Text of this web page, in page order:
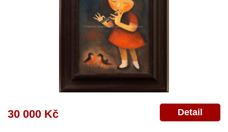
30 000 Kč Detail